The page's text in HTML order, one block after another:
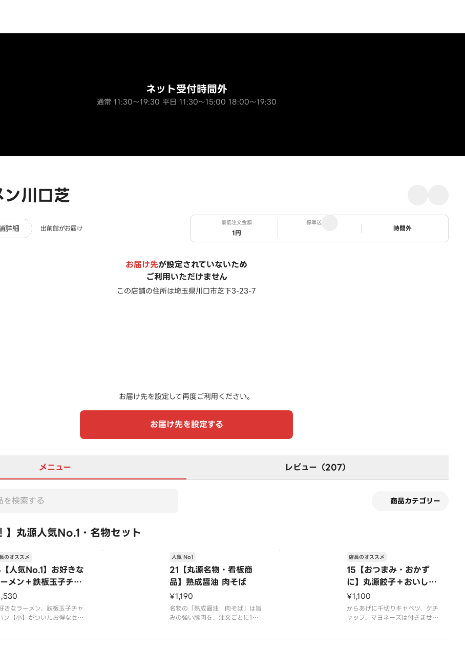
川口芝
ネット受付時間外
通常 11:30～19:30 平日 11:30～15:00 18:00～19:30
ビュー
詳細 出前館がお届け
最低注文金額
1円
標準送料
ステータス
時間外
お届け先が設定されていないため
ご利用いただけません
この店舗の住所は埼玉県川口市芝下3-23-7
お届け先を設定して再度ご利用ください。
お届け先を設定する
メニュー レビュー（207）
商品カテゴリー
】丸源人気No.1・名物セット
人気No.1】お好きな
メン＋鉄板玉子チャ
ン【小】セット
のオススメ
きなラーメン、鉄板玉子チャ
ン【小】がついたお得なセッ
21【丸源名物・看板商
品】熟成醤油 肉そば
人気 No1
¥1,190
名物の「熟成醤油 肉そば」は旨
みの強い豚肉を、注文ごとに1杯1
15【おつまみ・おかず
に】丸源餃子＋おいしい
からあげコンビ
店長のオススメ
¥1,100
からあげに千切りキャベツ、ケチ
ャップ、マヨネーズは付きませ